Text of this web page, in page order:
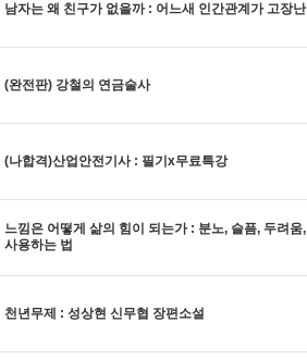
남자는 왜 친구가 없을까 : 어느새 인간관계가 고장
(완전판) 강철의 연금술사
(나합격)산업안전기사 : 필기x무료특강
느낌은 어떻게 삶의 힘이 되는가 : 분노, 슬픔, 두려
사용하는 법
천년무제 : 성상현 신무협 장편소설